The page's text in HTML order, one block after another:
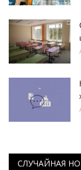
СЛУЧАЙНАЯ